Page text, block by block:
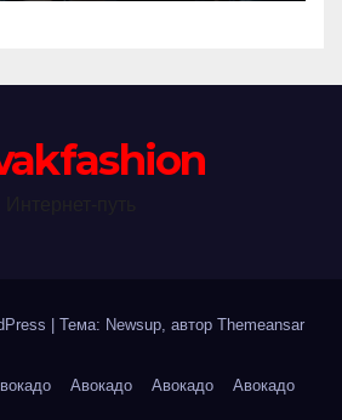
Тема: Newsup, автор Themeansar
Авокадо Авокадо Авокадо